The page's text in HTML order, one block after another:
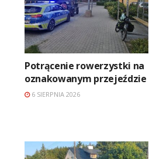
Potrącenie rowerzystki na
oznakowanym przejeździe
6 SIERPNIA 2026